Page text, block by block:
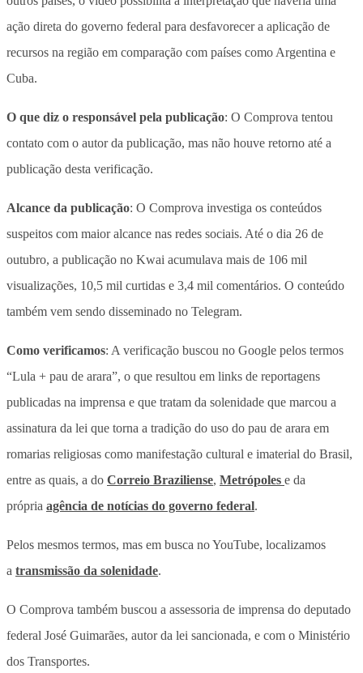
ação direta do governo federal para desfavorecer a aplicação de
recursos na região em comparação com países como Argentina e
Cuba.
O que diz o responsável pela publicação: O Comprova tentou
contato com o autor da publicação, mas não houve retorno até a
publicação desta verificação.
Alcance da publicação: O Comprova investiga os conteúdos
suspeitos com maior alcance nas redes sociais. Até o dia 26 de
outubro, a publicação no Kwai acumulava mais de 106 mil
visualizações, 10,5 mil curtidas e 3,4 mil comentários. O conteúdo
também vem sendo disseminado no Telegram.
Como verificamos: A verificação buscou no Google pelos termos
“Lula + pau de arara”, o que resultou em links de reportagens
publicadas na imprensa e que tratam da solenidade que marcou a
assinatura da lei que torna a tradição do uso do pau de arara em
romarias religiosas como manifestação cultural e imaterial do Brasil,
entre as quais, a do Correio Braziliense, Metrópoles e da
própria agência de notícias do governo federal.
Pelos mesmos termos, mas em busca no YouTube, localizamos
a transmissão da solenidade.
O Comprova também buscou a assessoria de imprensa do deputado
federal José Guimarães, autor da lei sancionada, e com o Ministério
dos Transportes.